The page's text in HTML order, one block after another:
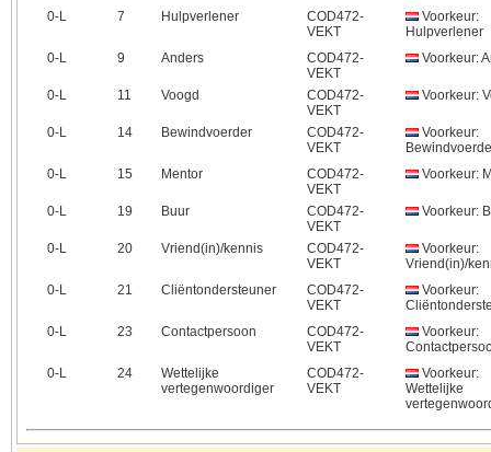
0‑L
7 Hulpverlener
COD472-
VEKT
Voorkeur:
Hulpverlener
0‑L
9 Anders
COD472-
VEKT
Voorkeur:
0‑L 11 Voogd
COD472-
VEKT
Voorkeur:
0‑L 14 Bewindvoerder
COD472-
VEKT
Voorkeur:
0‑L
15 Mentor
COD472-
VEKT
Voorkeur:
0‑L 19 Buur
COD472-
VEKT
Voorkeur:
0‑L 20 Vriend(in)/kennis
COD472-
VEKT
Voorkeur:
Vriend(in)/
0‑L
21 Cliëntondersteuner
COD472-
VEKT
Voorkeur:
0‑L
23 Contactpersoon
COD472-
VEKT
Voorkeur:
0‑L
24
Wettelijke
vertegenwoordiger
COD472-
VEKT
Voorkeur:
Wettelijke